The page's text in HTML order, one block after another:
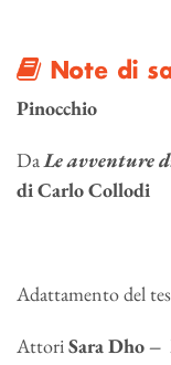
Note di
Pinocchio
DaLe avventure
diCarlo Collodi
Adattamento del
AttoriSara Dho